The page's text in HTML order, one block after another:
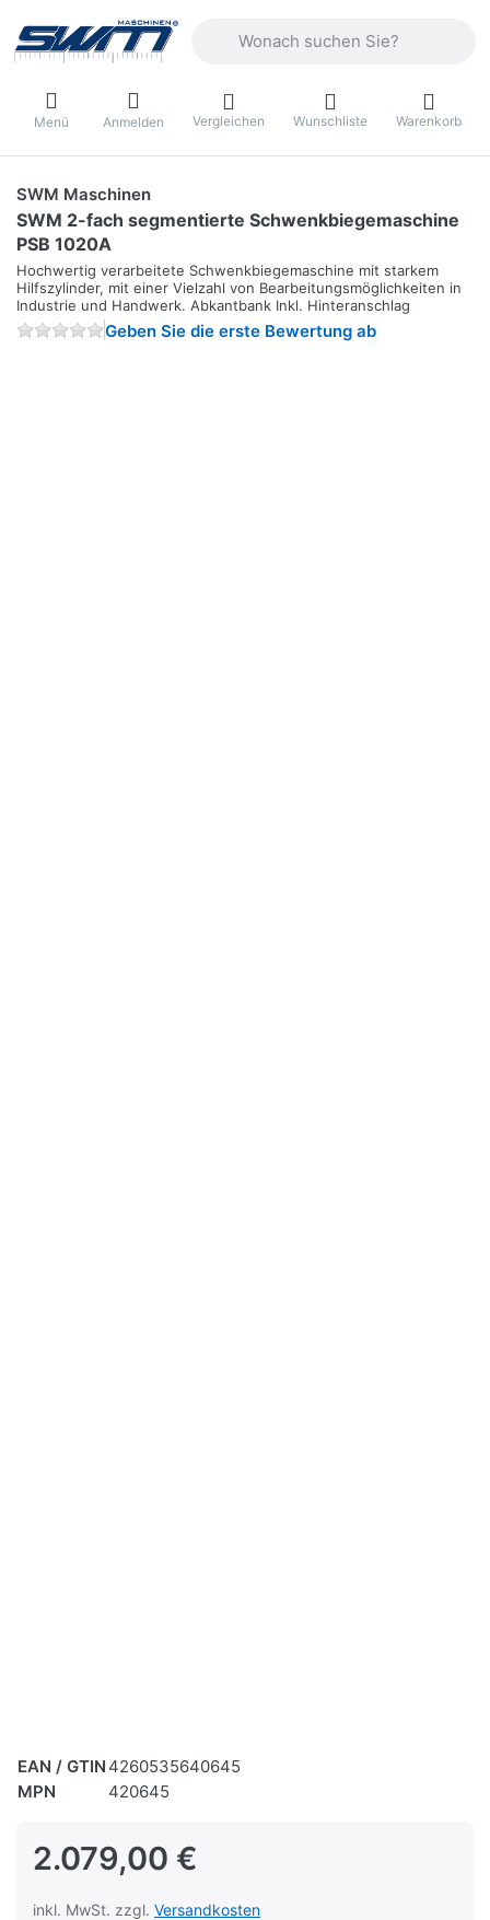
Menü Anmelden Vergleichen Wunschliste Warenkorb
SWM Maschinen
SWM 2-fach segmentierte Schwenkbiegemaschine
PSB 1020A
Hochwertig verarbeitete Schwenkbiegemaschine mit starkem
Hilfszylinder, mit einer Vielzahl von Bearbeitungsmöglichkeiten in
Industrie und Handwerk. Abkantbank Inkl. Hinteranschlag
Geben Sie die erste Bewertung ab
EAN / GTIN 4260535640645
MPN
420645
2.079,00 €
inkl. MwSt. zzgl. Versandkosten